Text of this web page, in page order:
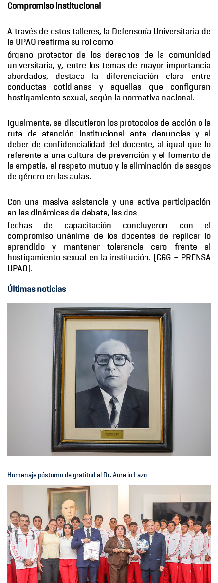
Compromiso institucional
A través de estos talleres, la Defensoría Universitaria de
la UPAO reafirma su rol como
órgano protector de los derechos de la comunidad
universitaria, y, entre los temas de mayor importancia
abordados, destaca la diferenciación clara entre
conductas cotidianas y aquellas que configuran
hostigamiento sexual, según la normativa nacional.
Igualmente, se discutieron los protocolos de acción o la
ruta de atención institucional ante denuncias y el
deber de confidencialidad del docente, al igual que lo
referente a una cultura de prevención y el fomento de
la empatía, el respeto mutuo y la eliminación de sesgos
de género en las aulas.
Con una masiva asistencia y una activa participación
en las dinámicas de debate, las dos
fechas de capacitación concluyeron con el
compromiso unánime de los docentes de replicar lo
aprendido y mantener tolerancia cero frente al
hostigamiento sexual en la institución. (CGG – PRENSA
UPAO).
Últimas noticias
Homenaje póstumo de gratitud al Dr. Aurelio Lazo